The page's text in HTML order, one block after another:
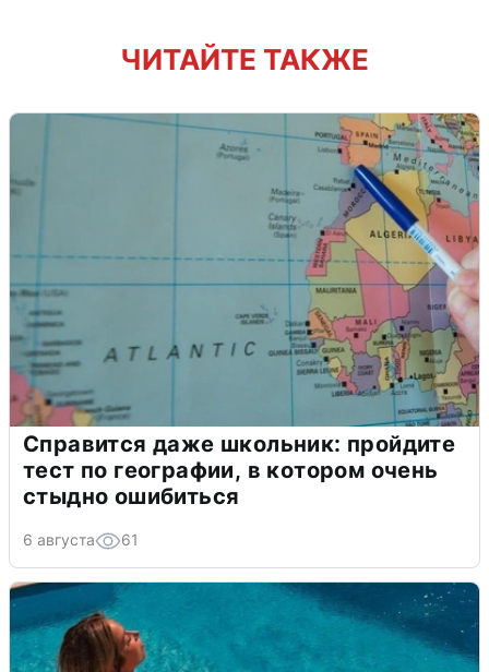
ЧИТАЙТЕ ТАКЖЕ
Справится даже школьник: пройдите
тест по географии, в котором очень
стыдно ошибиться
6 августа 61